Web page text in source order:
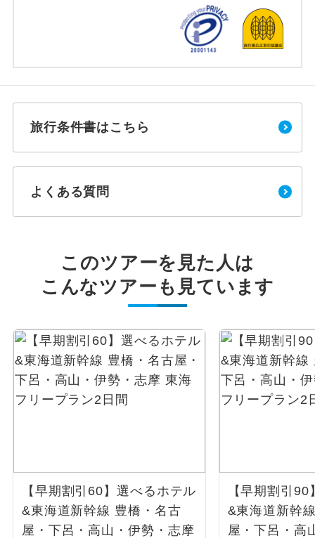
旅行条件書はこちら
よくある質問
このツアーを見た人は
こんなツアーも見ています
【早期割引60】選べるホテル
&東海道新幹線 豊橋・名古
屋・下呂・高山・伊勢・志摩
【早期割引
&東海道新幹
屋・下呂・高